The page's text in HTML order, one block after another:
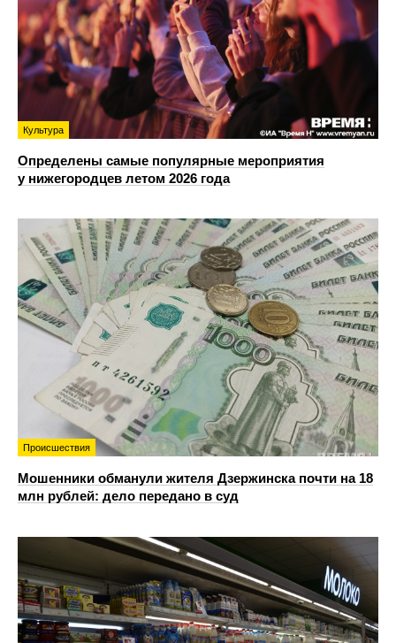
Культура
Определены самые популярные мероприятия
у нижегородцев летом 2026 года
Происшествия
Мошенники обманули жителя Дзержинска почти на 18
млн рублей: дело передано в суд